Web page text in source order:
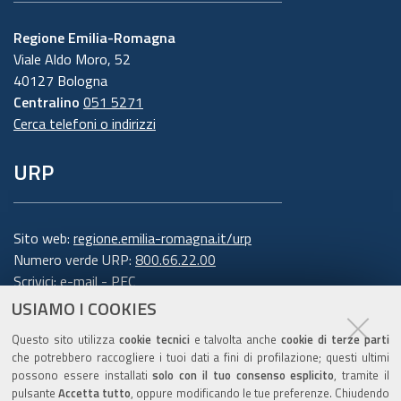
USIAMO I COOKIES
Questo sito utilizza cookie tecnici e talvolta anchecookie di terze parti
che potrebbero raccogliere i tuoi dati a fini di profilazione; questi ultimi
possono essere installatisolo con il tuo consenso esplicito, tramite il
pulsanteAccetta tutto, oppure modificando le tue preferenze. Chiudendo
6. Finalità e base giuridica del
trattamento
Il trattamento dei suoi dati personali viene
effettuato dalla Giunta della Regione Emilia-
istituzionali e, pertanto, ai sensi dell'art. 6
comma 1 lett. e) del Regolamento europeo n.
679/2016, non necessita del suo consenso.
personali sono trattati per la seguente
finalità: rispondere alle sue richieste
Per garantire l'efficienza del servizio, la
informiamo inoltre che i dati potrebbero essere
utilizzati per effettuare prove tecniche e/o
verificare il grado di soddisfazione degli utenti
Regione Emilia-Romagna
Viale Aldo Moro, 52
40127 Bologna
Centralino 051 5271
Cerca telefoni o indirizzi
URP
Sito web: regione.emilia-romagna.it/urp
Numero verde URP: 800.66.22.00
Scrivici:e-mail-PEC
Trasparenza
Amministrazione trasparente